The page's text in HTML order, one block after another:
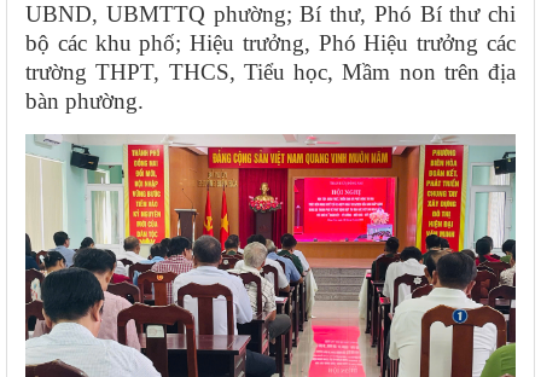
UBND, UBMTTQ phường; Bí thư, Phó Bí thư chi
bộ các khu phố; Hiệu trưởng, Phó Hiệu trưởng các
trường THPT, THCS, Tiểu học, Mầm non trên địa
bàn phường.